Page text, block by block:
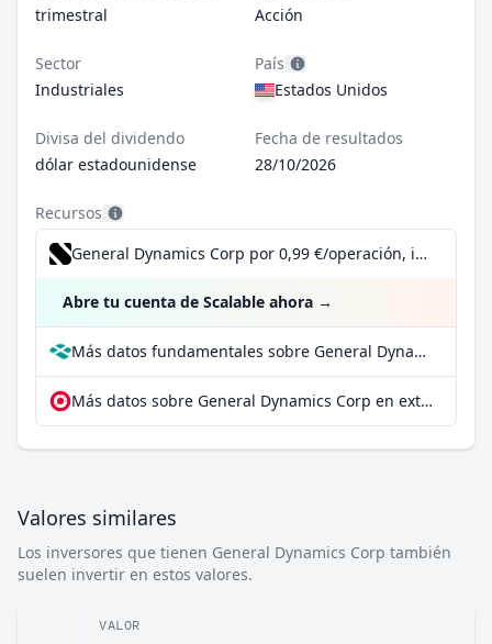
trimestral
Acción
Sector
Industriales
País
Estados Unidos
Divisa del dividendo
dólar estadounidense
Fecha de resultados
28/10/2026
Recursos
General Dynamics Corp por 0,99 €/operación, incluido el Dividend Reinvestment Plan
Abre tu cuenta de Scalable ahora →
Más datos fundamentales sobre General Dynamics Corp en Parqet
Más datos sobre General Dynamics Corp en extraETF
Valores similares
Los inversores que tienen General Dynamics Corp también
suelen invertir en estos valores.
VALOR